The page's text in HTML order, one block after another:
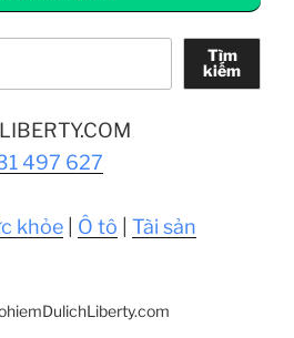
Tìm
kiếm
497 627
khỏe Ô tô Tài sản